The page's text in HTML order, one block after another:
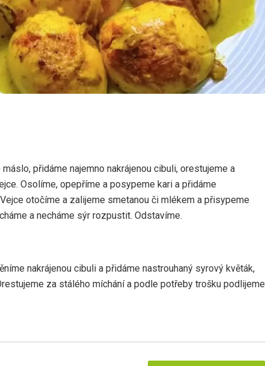
přidáme najemno nakrájenou cibuli, orestujeme a
Osolíme, opepříme a posypeme kari a přidáme
otočíme a zalijeme smetanou či mlékem a přisypeme
a necháme sýr rozpustit. Odstavíme.
nakrájenou cibuli a přidáme nastrouhaný syrový květák,
za stálého míchání a podle potřeby trošku podlijeme